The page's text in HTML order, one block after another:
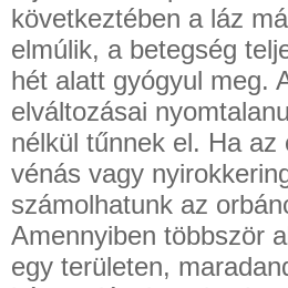
következtében a láz
elmúlik, a betegség
hét alatt gyógyul meg.
elváltozásai
nélkül tűnnek el. Ha az
vénás vagy
számolhatunk az
Amennyiben többször
egy területen,